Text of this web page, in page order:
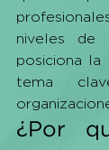
niveles de
posiciona la
tema
¿Por